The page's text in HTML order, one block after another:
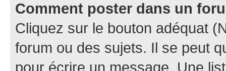
Comment poster dans un
Cliquez sur le bouton adéquat
forum ou des sujets. Il se peut
pour écrire un message. Une